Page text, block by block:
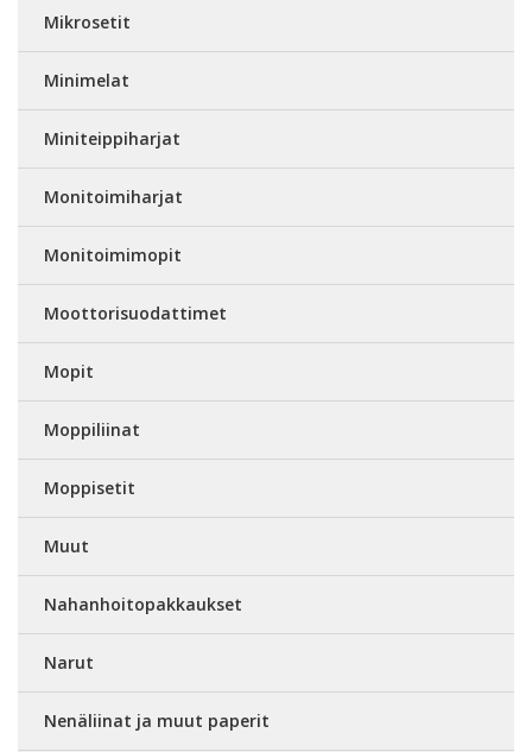
Mikrosetit
Minimelat
Miniteippiharjat
Monitoimiharjat
Monitoimimopit
Moottorisuodattimet
Mopit
Moppiliinat
Moppisetit
Muut
Nahanhoitopakkaukset
Narut
Nenäliinat ja muut paperit